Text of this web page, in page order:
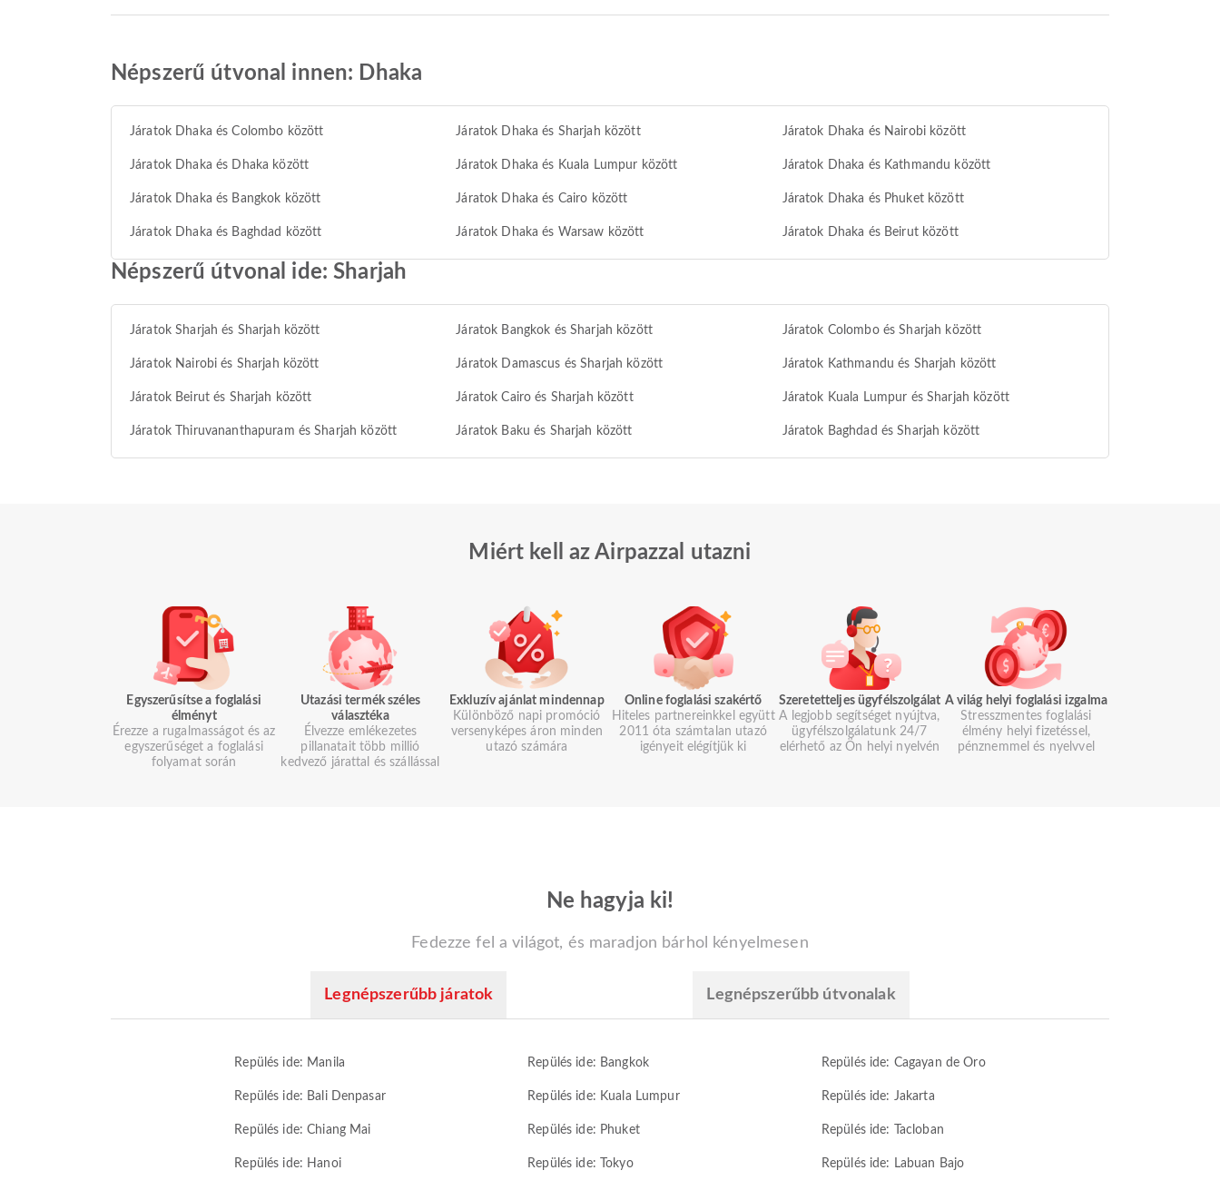
Népszerű útvonal innen: Dhaka
Járatok Dhaka és Colombo között Járatok Dhaka és Sharjah között Járatok Dhaka és Nairobi között
Járatok Dhaka és Dhaka között Járatok Dhaka és Kuala Lumpur között Járatok Dhaka és Kathmandu között
Járatok Dhaka és Bangkok között Járatok Dhaka és Cairo között Járatok Dhaka és Phuket között
Járatok Dhaka és Baghdad között Járatok Dhaka és Warsaw között Járatok Dhaka és Beirut között
Népszerű útvonal ide: Sharjah
Járatok Sharjah és Sharjah között Járatok Bangkok és Sharjah között Járatok Colombo és Sharjah között
Járatok Nairobi és Sharjah között Járatok Damascus és Sharjah között Járatok Kathmandu és Sharjah között
Járatok Beirut és Sharjah között Járatok Cairo és Sharjah között Járatok Kuala Lumpur és Sharjah között
Járatok Thiruvananthapuram és Sharjah között Járatok Baku és Sharjah között Járatok Baghdad és Sharjah között
Miért kell az Airpazzal utazni
Egyszerűsítse a foglalási
élményt
Érezze a rugalmasságot és az
egyszerűséget a foglalási
folyamat során
Utazási termék széles
választéka
Élvezze emlékezetes
pillanatait több millió
kedvező járattal és szállással
Exkluzív ajánlat mindennap
Különböző napi promóció
versenyképes áron minden
utazó számára
Online foglalási szakértő
Hiteles partnereinkkel együtt
2011 óta számtalan utazó
igényeit elégítjük ki
Szeretetteljes ügyfélszolgálat
A legjobb segítséget nyújtva,
ügyfélszolgálatunk 24/7
elérhető az Ön helyi nyelvén
A világ helyi foglalási izgalma
Stresszmentes foglalási
élmény helyi fizetéssel,
pénznemmel és nyelvvel
Ne hagyja ki!
Fedezze fel a világot, és maradjon bárhol kényelmesen
Legnépszerűbb járatok Legnépszerűbb útvonalak
Repülés ide: Manila Repülés ide: Bangkok Repülés ide: Cagayan de Oro
Repülés ide: Bali Denpasar Repülés ide: Kuala Lumpur Repülés ide: Jakarta
Repülés ide: Chiang Mai Repülés ide: Phuket Repülés ide: Tacloban
Repülés ide: Hanoi Repülés ide: Tokyo Repülés ide: Labuan Bajo